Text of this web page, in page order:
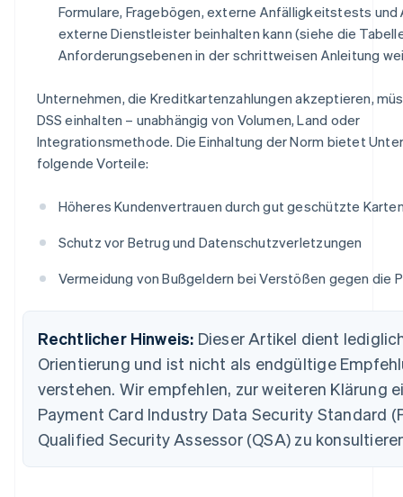
Formulare, Fragebögen, externe Anfälligkeitstests und
externe Dienstleister beinhalten kann (siehe die
Anforderungsebenen in der schrittweisen Anleitung
Unternehmen, die Kreditkartenzahlungen akzeptieren,
DSS einhalten – unabhängig von Volumen, Land oder
Integrationsmethode. Die Einhaltung der Norm bietet
folgende Vorteile:
Höheres Kundenvertrauen durch gut geschützte
Schutz vor Betrug und Datenschutzverletzungen
Vermeidung von Bußgeldern bei Verstößen gegen die
Rechtlicher Hinweis: Dieser Artikel dient
Orientierung und ist nicht als endgültige
verstehen. Wir empfehlen, zur weiteren Klärung
Payment Card Industry Data Security Standard
Qualified Security Assessor (QSA) zu